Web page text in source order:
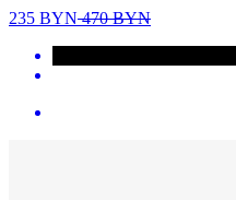
235 BYN470BYN